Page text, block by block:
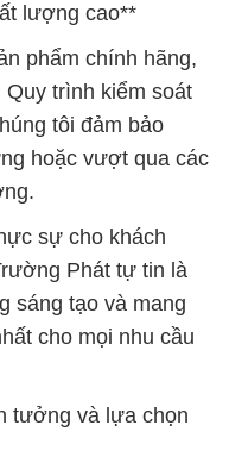
lượng cao**
phẩm chính hãng,
trình kiểm soát
tôi đảm bảo
hoặc vượt qua các
sự cho khách
Phát tự tin là
sáng tạo và mang
cho mọi nhu cầu
tưởng và lựa chọn